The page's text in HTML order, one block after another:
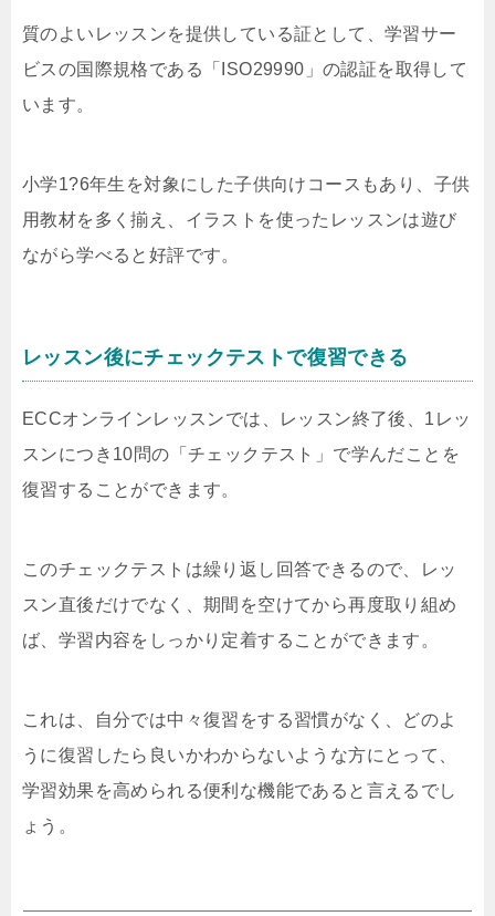
質のよいレッスンを提供している証として、学習サー
ビスの国際規格である「ISO29990」の認証を取得して
います。
小学1?6年生を対象にした子供向けコースもあり、子供
用教材を多く揃え、イラストを使ったレッスンは遊び
ながら学べると好評です。
レッスン後にチェックテストで復習できる
ECCオンラインレッスンでは、レッスン終了後、1レッ
スンにつき10問の「チェックテスト」で学んだことを
復習することができます。
このチェックテストは繰り返し回答できるので、レッ
スン直後だけでなく、期間を空けてから再度取り組め
ば、学習内容をしっかり定着することができます。
これは、自分では中々復習をする習慣がなく、どのよ
うに復習したら良いかわからないような方にとって、
学習効果を高められる便利な機能であると言えるでし
ょう。